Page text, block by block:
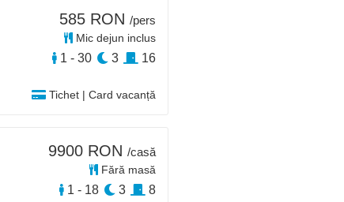
Tichet | Card vacanță
585 RON /pers
Mic dejun inclus
1 - 30 3 16
9900 RON /casă
Fără masă
1 - 18 3 8